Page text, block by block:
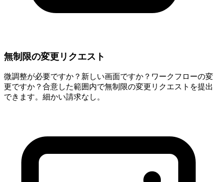
無制限の変更リクエスト
微調整が必要ですか？新しい画面ですか？ワークフローの変
更ですか？合意した範囲内で無制限の変更リクエストを提出
できます。細かい請求なし。